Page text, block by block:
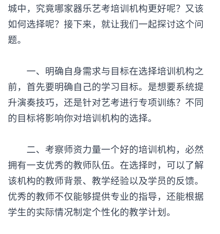
城中，究竟哪家器乐艺考培训机构更好呢？又该
如何选择呢？接下来，就让我们一起探讨这个问
题。
一、明确自身需求与目标在选择培训机构之
前，首先要明确自己的学习目标。是想要系统提
升演奏技巧，还是针对艺考进行专项训练？不同
的目标将影响你对培训机构的选择。
二、考察师资力量一个好的培训机构，必然
拥有一支优秀的教师队伍。在选择时，可以了解
该机构的教师背景、教学经验以及学员的反馈。
优秀的教师不仅能够提供专业的指导，还能根据
学生的实际情况制定个性化的教学计划。